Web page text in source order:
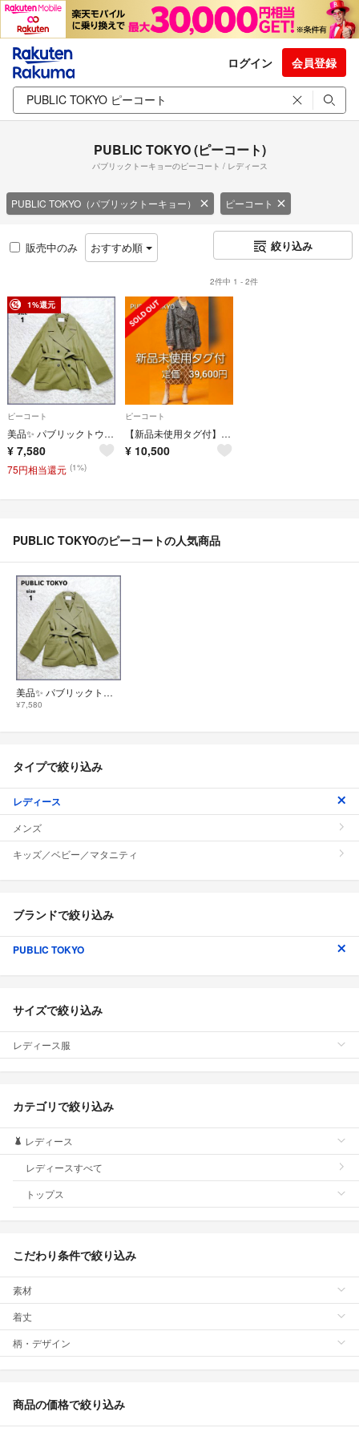
ログイン 会員登録
PUBLIC TOKYO (ピーコート)
パブリックトーキョーのピーコート / レディース
PUBLIC TOKYO（パブリックトーキョー） ピーコート
販売中のみ おすすめ順 絞り込み
2件中 1 - 2件
1%還元
ピーコート
美品✨ パブリックトウキョウ ショートPコート オーバーサイズ ベルト付き 1
¥ 7,580
75円相当還元 (1%)
ピーコート
【新品未使用タグ付】PUBLIC TOKYO ヘリンボーンショートコート
¥ 10,500
PUBLIC TOKYOのピーコートの人気商品
美品✨ パブリックトウキョウ ショートPコート オーバーサイズ ベルト付き 1
¥7,580
タイプで絞り込み
レディース
メンズ
キッズ／ベビー／マタニティ
ブランドで絞り込み
PUBLIC TOKYO
サイズで絞り込み
レディース服
カテゴリで絞り込み
レディース
レディースすべて
トップス
こだわり条件で絞り込み
素材
着丈
柄・デザイン
商品の価格で絞り込み